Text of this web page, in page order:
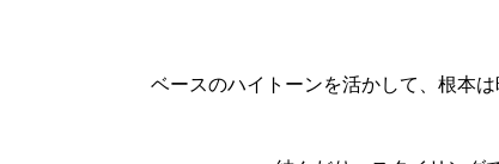
ベースのハイトーンを活かして、根本